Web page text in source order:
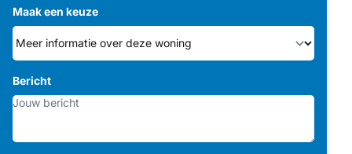
Maak een keuze
Bericht